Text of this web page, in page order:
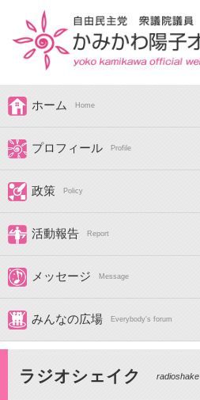
ホーム Home
プロフィール Profile
政策 Policy
活動報告 Report
メッセージ Message
みんなの広場 Everybody's forum
ラジオシェイク radioshake